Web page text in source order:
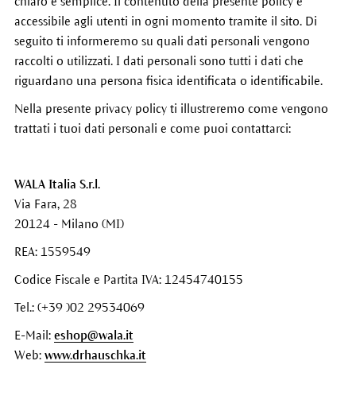
accessibile agli utenti in ogni momento tramite il sito. Di
seguito ti informeremo su quali dati personali vengono
raccolti o utilizzati. I dati personali sono tutti i dati che
riguardano una persona fisica identificata o identificabile.
Nella presente privacy policy ti illustreremo come vengono
trattati i tuoi dati personali e come puoi contattarci:
WALA Italia S.r.l.
Via Fara, 28
20124 - Milano (MI)
REA: 1559549
Codice Fiscale e Partita IVA: 12454740155
Tel.: (+39 )02 29534069
E-Mail: eshop@wala.it
Web: www.drhauschka.it